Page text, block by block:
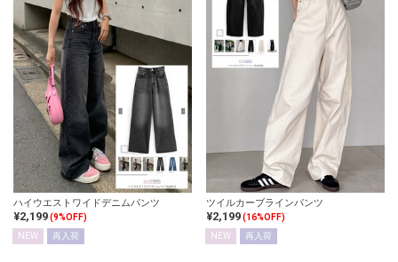
ハイウエストワイドデニムパンツ
¥2,199(9%OFF)
NEW
再入荷
ツイルカーブラインパンツ
¥2,199(16%OFF)
NEW
再入荷